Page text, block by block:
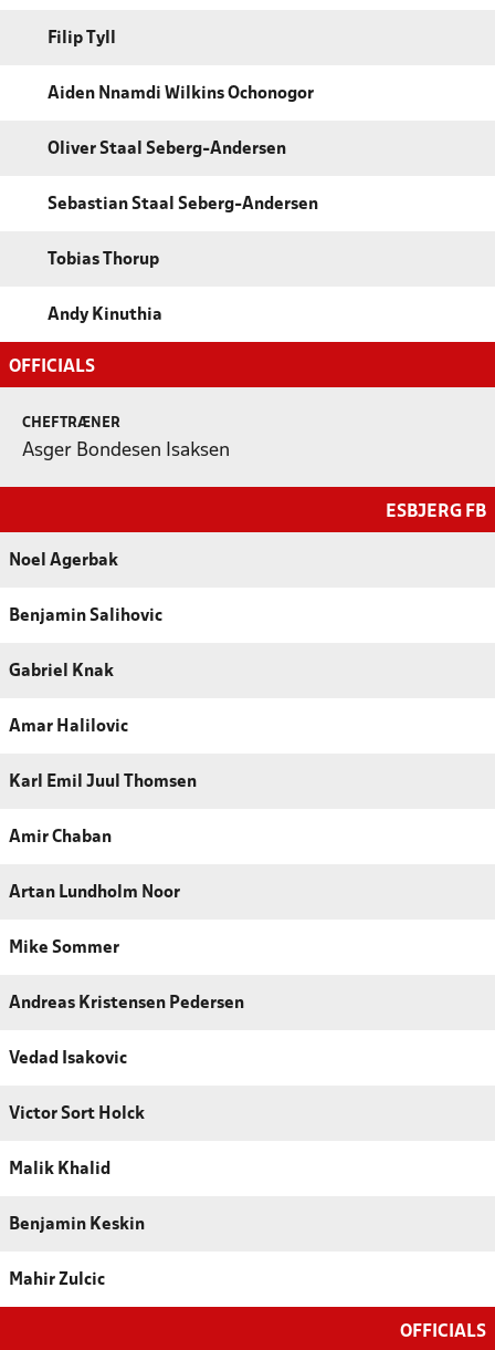
Filip Tyll
Aiden Nnamdi Wilkins Ochonogor
Oliver Staal Seberg-Andersen
Sebastian Staal Seberg-Andersen
Tobias Thorup
Andy Kinuthia
OFFICIALS
CHEFTRÆNER
Asger Bondesen Isaksen
ESBJERG FB
Noel Agerbak
Benjamin Salihovic
Gabriel Knak
Amar Halilovic
Karl Emil Juul Thomsen
Amir Chaban
Artan Lundholm Noor
Mike Sommer
Andreas Kristensen Pedersen
Vedad Isakovic
Victor Sort Holck
Malik Khalid
Benjamin Keskin
Mahir Zulcic
OFFICIALS